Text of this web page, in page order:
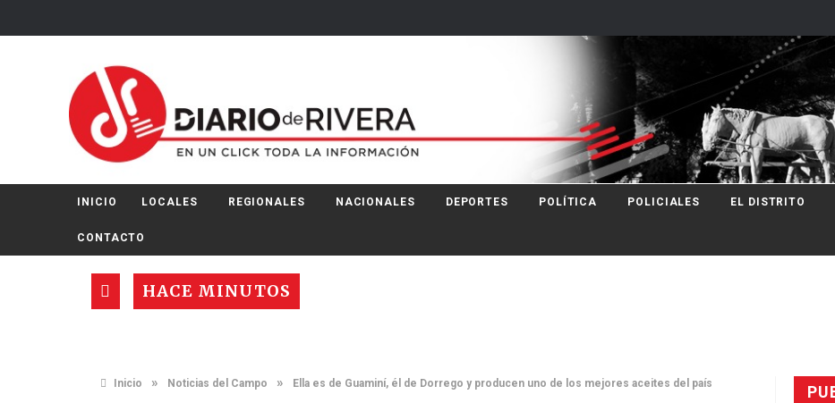
INICIO LOCALES REGIONALES NACIONALES DEPORTES POLÍTICA POLICIALES EL DISTRITO
CONTACTO
HACE MINUTOS
Inicio » Noticias del Campo » Ella es de Guaminí, él de Dorrego y producen uno de los mejores aceites del país